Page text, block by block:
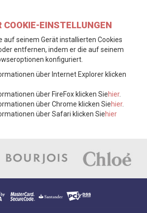
COOKIE-EINSTELLUNGEN
auf seinem Gerät installierten Cookies
entfernen, indem er die auf seinem
konfiguriert.
über Internet Explorer klicken
über FireFox klicken Siehier.
über Chrome klicken Siehier.
über Safari klicken Siehier